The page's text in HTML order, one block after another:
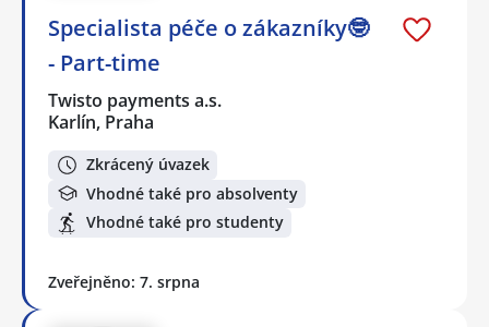
Specialista péče o zákazníky🤓
- Part-time
Twisto payments a.s.
Karlín, Praha
Zkrácený úvazek
Vhodné také pro absolventy
Vhodné také pro studenty
Zveřejněno: 7. srpna